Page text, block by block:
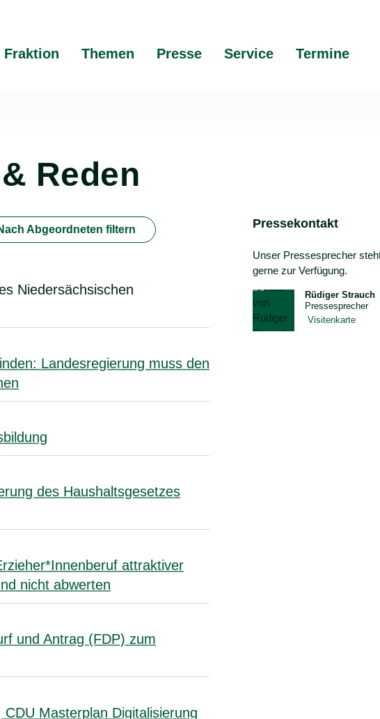
Fraktion Themen Presse Service Termine
Reden
Abgeordneten filtern
Niedersächsischen
Landesregierung muss den
des Haushaltsgesetzes
attraktiver
nicht abwerten
und Antrag (FDP) zum
Masterplan Digitalisierung
Pressekontakt
Unser Pressesprecher
gerne zur Verfügung.
Rüdiger Strauch
Pressesprecher
Visitenkarte